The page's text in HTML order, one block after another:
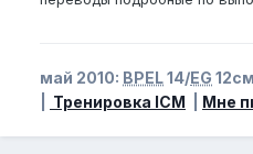
май 2010: BPEL14/EG
Тренировка ICM Мне